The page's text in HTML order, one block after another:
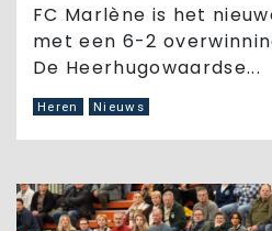
FC Marlène is het
met een 6-2
De Heerhugowaardse...
Heren Nieuws